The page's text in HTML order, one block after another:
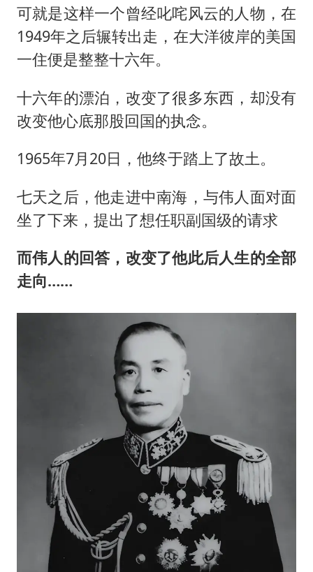
可就是这样一个曾经叱咤风云的人物，在
1949年之后辗转出走，在大洋彼岸的美国
一住便是整整十六年。
十六年的漂泊，改变了很多东西，却没有
改变他心底那股回国的执念。
1965年7月20日，他终于踏上了故土。
七天之后，他走进中南海，与伟人面对面
坐了下来，提出了想任职副国级的请求
而伟人的回答，改变了他此后人生的全部
走向……